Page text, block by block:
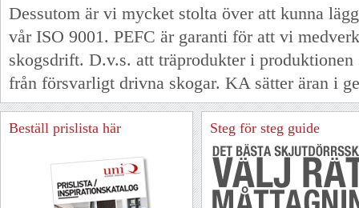
Dessutom är vi mycket stolta över att kunna
vår ISO 9001. PEFC är garanti för att vi
skogsdrift. D.v.s. att träprodukter i
från försvarligt drivna skogar. KA sätter äran i
Beställ prislista här Steg för steg guide